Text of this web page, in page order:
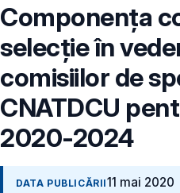
Componența
selecție în
comisiilor de
CNATDCU
2020-2024
DATA PUBLICĂRII11 mai 2020